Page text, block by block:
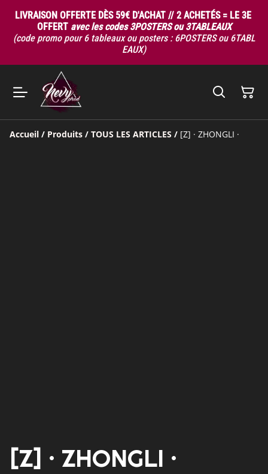
LIVRAISON OFFERTE DÈS 59€ D'ACHAT // 2 ACHETÉS = LE 3E
OFFERT avec les codes 3POSTERS ou 3TABLEAUX
(code promo pour 6 tableaux ou posters : 6POSTERS ou 6TABL
EAUX)
Accueil / Produits / TOUS LES ARTICLES / [Z] · ZHONGLI ·
[Z] · ZHONGLI ·